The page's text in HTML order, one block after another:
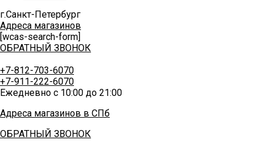
г.Санкт-Петербург
Адреса магазинов
[wcas-search-form]
ОБРАТНЫЙ ЗВОНОК
+7-812-703-6070
+7-911-222-6070
Ежедневно с 10:00 до 21:00
Адреса магазинов в СПб
ОБРАТНЫЙ ЗВОНОК